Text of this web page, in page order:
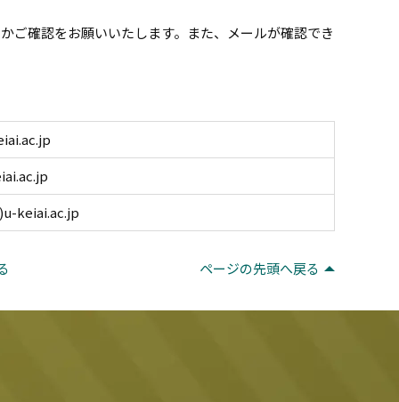
ご確認をお願いいたします。また、メールが確認でき
keiai.ac.jp
ページの先頭へ戻る